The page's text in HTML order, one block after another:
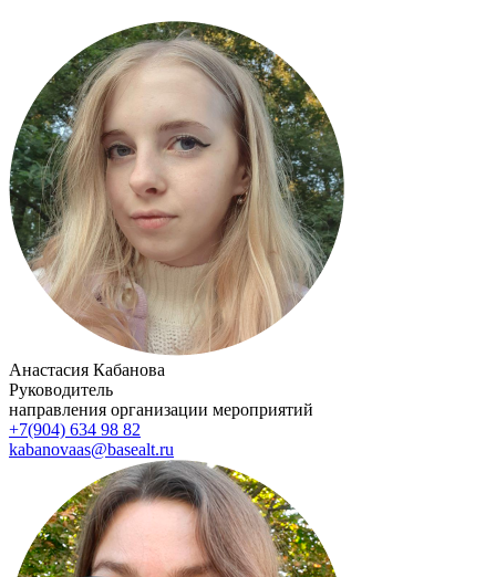
Анастасия Кабанова
Руководитель
направления организации мероприятий
+7(904) 634 98 82
kabanovaas@basealt.ru